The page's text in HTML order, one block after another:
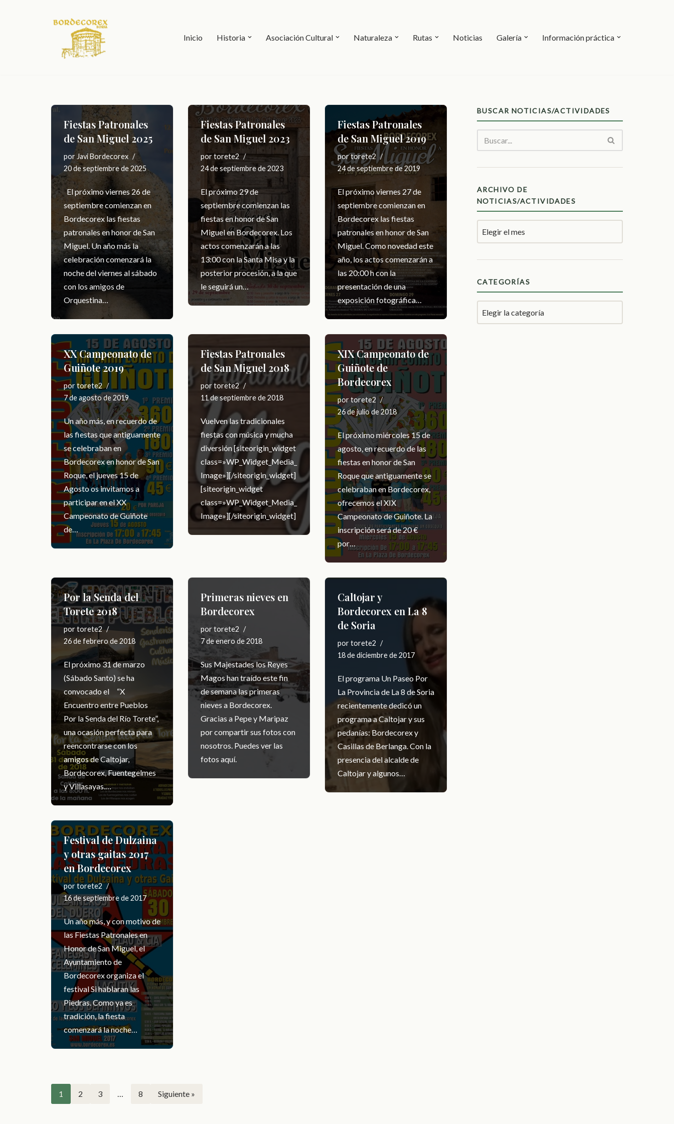
Inicio Historia Asociación Cultural Naturaleza Rutas Noticias Galería Información práctica
Fiestas Patronales
de San Miguel 2025
porJavi Bordecorex
20 de septiembre de 2025
El próximo viernes 26 de
septiembre comienzan en
Bordecorex las fiestas
patronales en honor de San
Miguel. Un año más la
celebración comenzará la
noche del viernes al sábado
con los amigos de
Orquestina…
Fiestas Patronales
de San Miguel 2023
portorete2
24 de septiembre de 2023
El próximo 29 de
septiembre comienzan las
fiestas en honor de San
Miguel en Bordecorex. Los
actos comenzarán a las
13:00 con la Santa Misa y la
posterior procesión, a la que
le seguirá un…
Fiestas Patronales
de San Miguel 2019
portorete2
24 de septiembre de 2019
El próximo viernes 27 de
septiembre comienzan en
Bordecorex las fiestas
patronales en honor de San
Miguel. Como novedad este
año, los actos comenzarán a
las 20:00 h con la
presentación de una
exposición fotográfica…
XX Campeonato de
Guiñote 2019
portorete2
7 de agosto de 2019
Un año más, en recuerdo de
las fiestas que antiguamente
se celebraban en
Bordecorex en honor de San
Roque, el jueves 15 de
Agosto os invitamos a
participar en el XX
Campeonato de Guiñote
de…
Fiestas Patronales
de San Miguel 2018
portorete2
11 de septiembre de 2018
Vuelven las tradicionales
fiestas con música y mucha
diversión [siteorigin_widget
class=»WP_Widget_Media_
Image»][/siteorigin_widget]
[siteorigin_widget
class=»WP_Widget_Media_
Image»][/siteorigin_widget]
XIX Campeonato de
Guiñote de
Bordecorex
portorete2
26 de julio de 2018
El próximo miércoles 15 de
agosto, en recuerdo de las
fiestas en honor de San
Roque que antiguamente se
celebraban en Bordecorex,
ofrecemos el XIX
Campeonato de Guiñote. La
inscripción será de 20 €
por…
Por la Senda del
Torete 2018
portorete2
26 de febrero de 2018
El próximo 31 de marzo
(Sábado Santo) se ha
convocado el “X
Encuentro entre Pueblos
Por la Senda del Río Torete”,
una ocasión perfecta para
reencontrarse con los
amigos de Caltojar,
Bordecorex, Fuentegelmes
y Villasayas.…
Primeras nieves en
Bordecorex
portorete2
7 de enero de 2018
Sus Majestades los Reyes
Magos han traído este fin
de semana las primeras
nieves a Bordecorex.
Gracias a Pepe y Maripaz
por compartir sus fotos con
nosotros. Puedes ver las
fotos aquí.
Caltojar y
Bordecorex en La 8
de Soria
portorete2
18 de diciembre de 2017
El programa Un Paseo Por
La Provincia de La 8 de Soria
recientemente dedicó un
programa a Caltojar y sus
pedanías: Bordecorex y
Casillas de Berlanga. Con la
presencia del alcalde de
Caltojar y algunos…
Festival de Dulzaina
y otras gaitas 2017
en Bordecorex
portorete2
16 de septiembre de 2017
Un año más, y con motivo de
las Fiestas Patronales en
Honor de San Miguel, el
Ayuntamiento de
Bordecorex organiza el
festival Si hablaran las
Piedras. Como ya es
tradición, la fiesta
comenzará la noche…
1 2 3 8 Siguiente »
BUSCAR NOTICIAS/ACTIVIDADES
ARCHIVO DE
NOTICIAS/ACTIVIDADES
CATEGORÍAS